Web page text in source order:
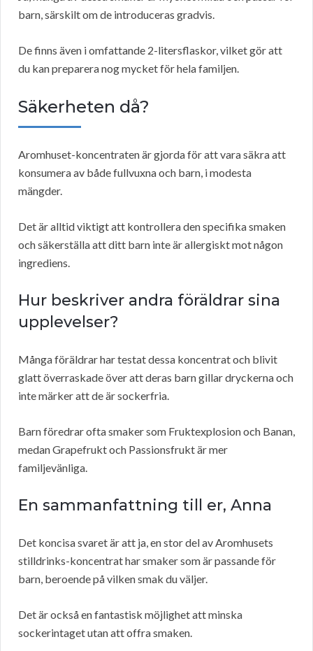
barn, särskilt om de introduceras gradvis.
De finns även i omfattande 2-litersflaskor, vilket gör att
du kan preparera nog mycket för hela familjen.
Säkerheten då?
Aromhuset-koncentraten är gjorda för att vara säkra att
konsumera av både fullvuxna och barn, i modesta
mängder.
Det är alltid viktigt att kontrollera den specifika smaken
och säkerställa att ditt barn inte är allergiskt mot någon
ingrediens.
Hur beskriver andra föräldrar sina
upplevelser?
Många föräldrar har testat dessa koncentrat och blivit
glatt överraskade över att deras barn gillar dryckerna och
inte märker att de är sockerfria.
Barn föredrar ofta smaker som Fruktexplosion och Banan,
medan Grapefrukt och Passionsfrukt är mer
familjevänliga.
En sammanfattning till er, Anna
Det koncisa svaret är att ja, en stor del av Aromhusets
stilldrinks-koncentrat har smaker som är passande för
barn, beroende på vilken smak du väljer.
Det är också en fantastisk möjlighet att minska
sockerintaget utan att offra smaken.